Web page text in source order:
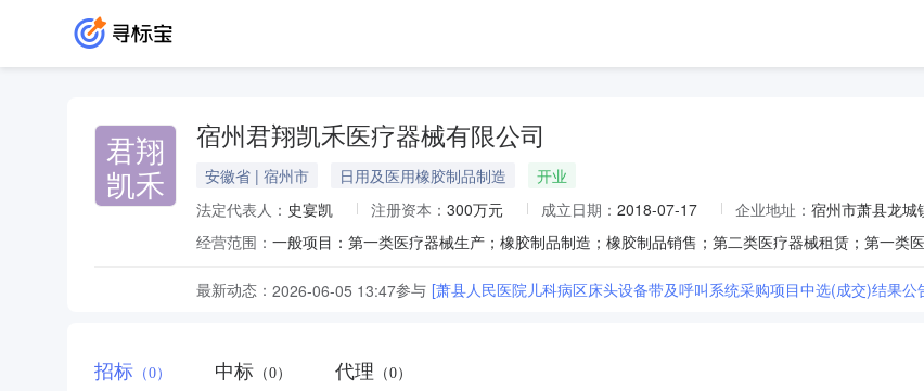
君翔
凯禾
宿州君翔凯禾医疗器械有限公司
安徽省 | 宿州市 日用及医用橡胶制品制造
开业
法定代表人： 史宴凯 注册资本： 300万元 成立日期： 2018-07-17 企业地址： 宿州市萧县龙
经营范围：
最新动态： 2026-06-05 13:47参与 [萧县人民医院儿科病区床头设备带及呼叫系统采购项目中选(成交)结果公
招标 （0） 中标 （0） 代理 （0）